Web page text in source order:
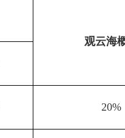
观云海
20%